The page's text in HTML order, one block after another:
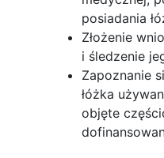
posiadania
Złożenie
i śledzenie
Zapoznanie
łóżka
objęte